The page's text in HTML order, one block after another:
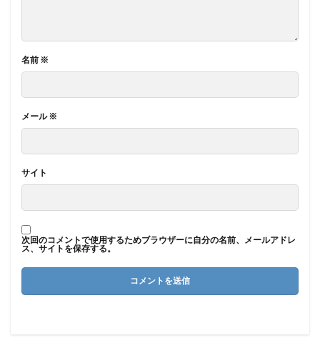
名前 ※
メール※
サイト
次回のコメントで使用するためブラウザーに自分の名前、メールアドレ
ス、サイトを保存する。